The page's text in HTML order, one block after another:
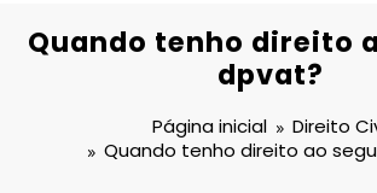
Quando tenho direito
dpvat?
Página inicial
Direito
Quando tenho direito ao